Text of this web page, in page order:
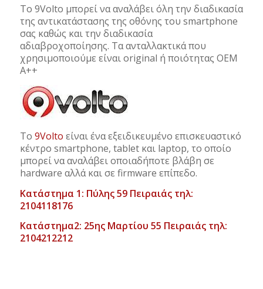
To 9Volto μπορεί να αναλάβει όλη την διαδικασία
της αντικατάστασης της οθόνης του smartphone
σας καθώς και την διαδικασία
αδιαβροχοποίησης. Τα ανταλλακτικά που
χρησιμοποιούμε είναι original ή ποιότητας OEM
A++
Το 9Volto είναι ένα εξειδικευμένο επισκευαστικό
κέντρο smartphone, tablet και laptop, το οποίο
μπορεί να αναλάβει οποιαδήποτε βλάβη σε
hardware αλλά και σε firmware επίπεδο.
Κατάστημα 1: Πύλης 59 Πειραιάς τηλ:
2104118176
Κατάστημα2: 25ης Μαρτίου 55 Πειραιάς τηλ:
2104212212